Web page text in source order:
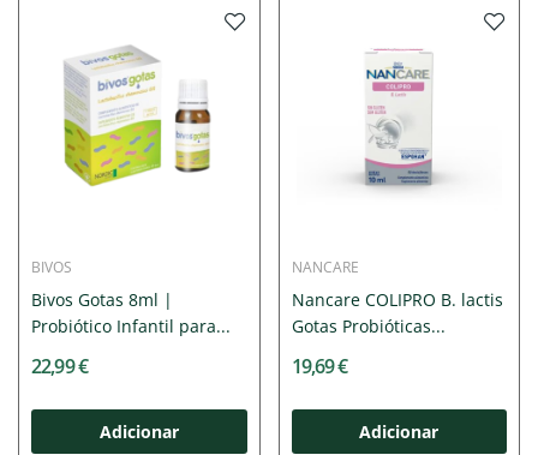
BIVOS
Bivos Gotas 8ml |
Probiótico Infantil para...
22,99 €
Adicionar
NANCARE
Nancare COLIPRO B. lactis
Gotas Probióticas...
19,69 €
Adicionar